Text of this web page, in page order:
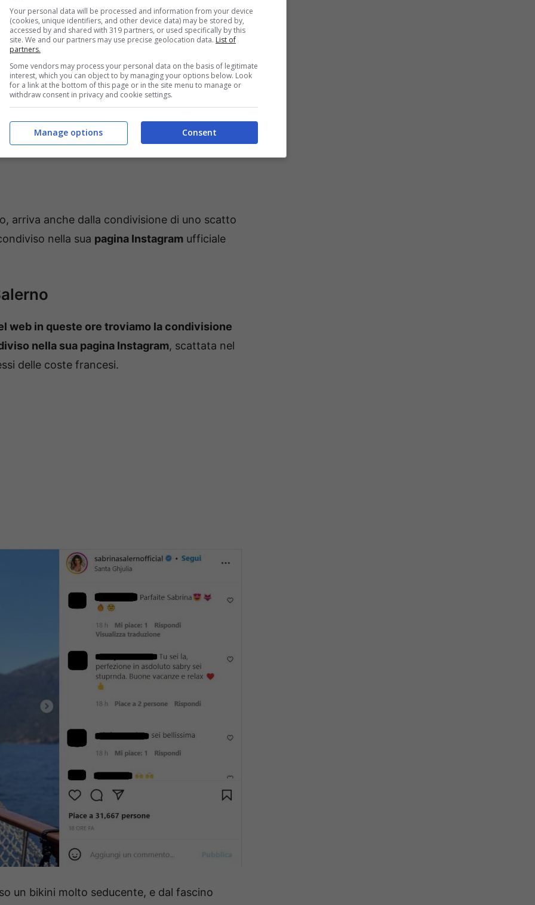
una delle sex symbol tra le più amate in Italia
arriva anche dalla condivisione di uno scatto
nella sua pagina Instagram ufficiale
web in queste ore troviamo la condivisione
nella sua pagina Instagram, scattata nel
delle coste francesi.
un bikini molto seducente, e dal fascino
Your personal data will be processed and information from your device
(cookies, unique identifiers, and other device data) may be stored by,
accessed by and shared with 319 partners, or used specifically by this
site. We and our partners may use precise geolocation data. List of
partners.
Some vendors may process your personal data on the basis of legitimate
interest, which you can object to by managing your options below. Look
for a link at the bottom of this page or in the site menu to manage or
withdraw consent in privacy and cookie settings.
Consent
Manage options